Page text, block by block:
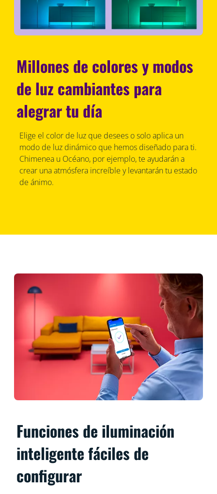
Millones de colores y modos
de luz cambiantes para
alegrar tu día
Elige el color de luz que desees o solo aplica un
modo de luz dinámico que hemos diseñado para ti.
Chimenea u Océano, por ejemplo, te ayudarán a
crear una atmósfera increíble y levantarán tu estado
de ánimo.
Funciones de iluminación
inteligente fáciles de
configurar